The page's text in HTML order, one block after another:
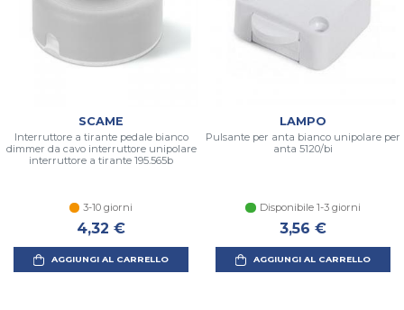
SCAME
Interruttore a tirante pedale bianco
dimmer da cavo interruttore unipolare
interruttore a tirante 195.565b
3-10 giorni
4,32 €
AGGIUNGI AL CARRELLO
LAMPO
Pulsante per anta bianco unipolare per
anta 5120/bi
Disponibile 1-3 giorni
3,56 €
AGGIUNGI AL CARRELLO